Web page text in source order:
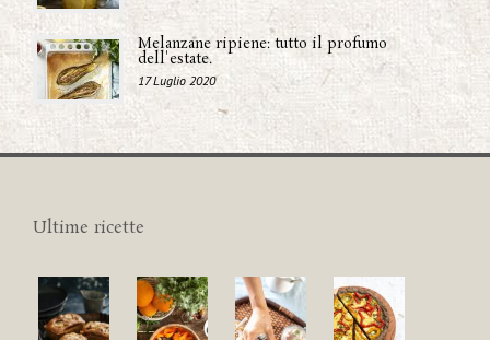
Melanzane ripiene: tutto il profumo
dell'estate.
17 Luglio 2020
Ultime ricette